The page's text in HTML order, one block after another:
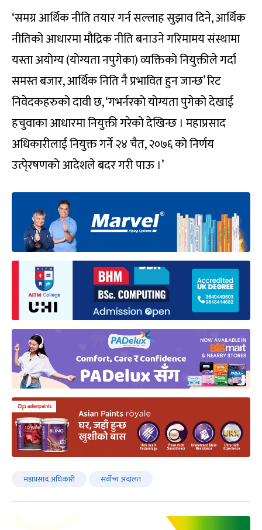
‘समग्र आर्थिक नीति तयार गर्न सल्लाह सुझाव दिने, आर्थिक
नीतिको आधारमा मौद्रिक नीति बनाउने गरिमामय संस्थामा
यस्ता अयोग्य (योग्यता नपुगेका) व्यक्तिको नियुक्तीले गर्दा
समस्त बजार, आर्थिक निति नै प्रभावित हुन जान्छ’ रिट
निवेदकहरुको दावी छ, ‘गभर्नरको योग्यता पुगेको देखाई
हचुवाका आधारमा नियुक्ती गरेको देखिन्छ । महाप्रसाद
अधिकारीलाई नियुक्त गर्ने २४ चैत, २०७६ को निर्णय
उत्पे्रषणको आदेशले बदर गरी पाऊ ।’
महाप्रसाद अधिकारी सर्वोच्च अदालत